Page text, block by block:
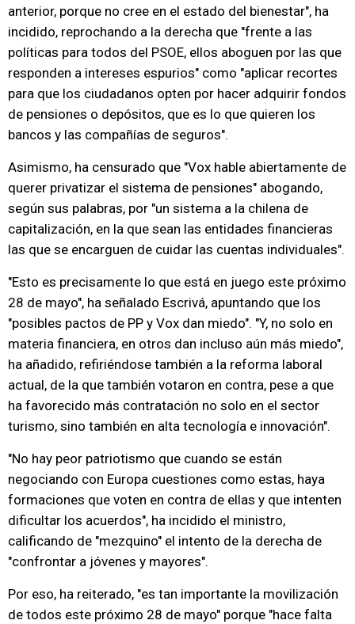
anterior, porque no cree en el estado del bienestar", ha
incidido, reprochando a la derecha que "frente a las
políticas para todos del PSOE, ellos aboguen por las que
responden a intereses espurios" como "aplicar recortes
para que los ciudadanos opten por hacer adquirir fondos
de pensiones o depósitos, que es lo que quieren los
bancos y las compañías de seguros".
Asimismo, ha censurado que "Vox hable abiertamente de
querer privatizar el sistema de pensiones" abogando,
según sus palabras, por "un sistema a la chilena de
capitalización, en la que sean las entidades financieras
las que se encarguen de cuidar las cuentas individuales".
"Esto es precisamente lo que está en juego este próximo
28 de mayo", ha señalado Escrivá, apuntando que los
"posibles pactos de PP y Vox dan miedo". "Y, no solo en
materia financiera, en otros dan incluso aún más miedo",
ha añadido, refiriéndose también a la reforma laboral
actual, de la que también votaron en contra, pese a que
ha favorecido más contratación no solo en el sector
turismo, sino también en alta tecnología e innovación".
"No hay peor patriotismo que cuando se están
negociando con Europa cuestiones como estas, haya
formaciones que voten en contra de ellas y que intenten
dificultar los acuerdos", ha incidido el ministro,
calificando de "mezquino" el intento de la derecha de
"confrontar a jóvenes y mayores".
Por eso, ha reiterado, "es tan importante la movilización
de todos este próximo 28 de mayo" porque "hace falta